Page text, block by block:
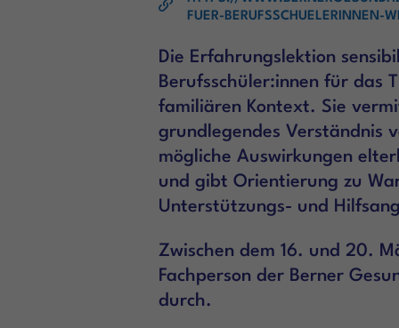
FUER-BERUFSSCHUELERINNEN-
Die Erfahrungslektion
Berufsschüler:innen für das
familiären Kontext. Sie
grundlegendes Verständnis
mögliche Auswirkungen
und gibt Orientierung zu
Unterstützungs- und
Zwischen dem 16. und 20.
Fachperson der Berner
durch.